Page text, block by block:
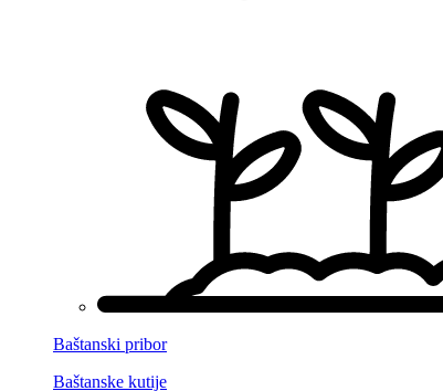
Baštanski pribor
Baštanske kutije